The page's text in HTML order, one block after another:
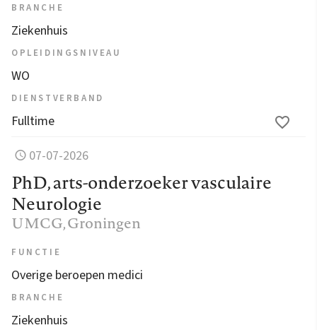
BRANCHE
Ziekenhuis
OPLEIDINGSNIVEAU
WO
DIENSTVERBAND
Fulltime
07-07-2026
PhD, arts-onderzoeker vasculaire
Neurologie
UMCG, Groningen
FUNCTIE
Overige beroepen medici
BRANCHE
Ziekenhuis